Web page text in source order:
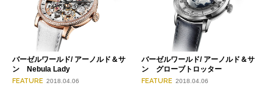
バーゼルワールド/ アーノルド＆サ
ン Nebula Lady
FEATURE 2018.04.06
バーゼルワールド/ アーノルド＆サ
ン グローブトロッター
FEATURE 2018.04.06